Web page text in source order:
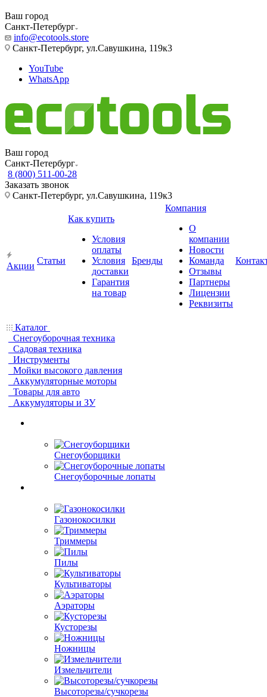
Ваш город
Санкт-Петербург
info@ecotools.store
Санкт-Петербург, ул.Савушкина, 119к3
YouTube
WhatsApp
Ваш город
Санкт-Петербург
8 (800) 511-00-28
Заказать звонок
Санкт-Петербург, ул.Савушкина, 119к3
Акции
Статьи
Как купить
Условия
оплаты
Условия
доставки
Гарантия
на товар
Бренды
Компания
О
компании
Новости
Команда
Отзывы
Партнеры
Лицензии
Реквизиты
Каталог
Снегоуборочная техника
Садовая техника
Инструменты
Мойки высокого давления
Аккумуляторные моторы
Товары для авто
Аккумуляторы и ЗУ
Снегоуборщики
Снегоуборочные лопаты
Газонокосилки
Триммеры
Пилы
Культиваторы
Аэраторы
Кусторезы
Ножницы
Измельчители
Высоторезы/сучкорезы